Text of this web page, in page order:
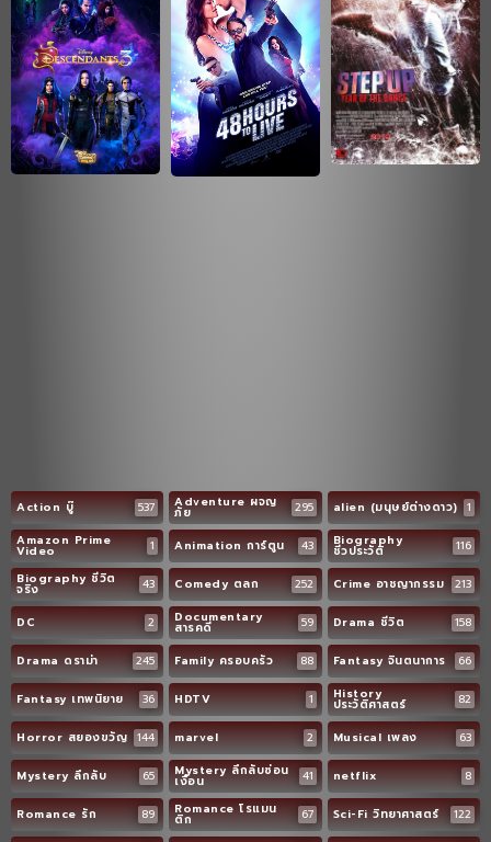
Action บู๊ 537 Adventure ผจญ
ภัย 295 alien (มนุษย์ต่างดาว) 1
Amazon Prime
Video 1 Animation การ์ตูน 43 Biography
ชีวประวัติ
116
Biography ชีวิต
จริง 43 Comedy ตลก 252 Crime อาชญากรรม 213
DC 2 Documentary
สารคดี 59 Drama ชีวิต 158
Drama ดราม่า 245 Family ครอบครัว 88 Fantasy จินตนาการ 66
Fantasy เทพนิยาย 36 HDTV 1 History
ประวัติศาสตร์ 82
Horror สยองขวัญ 144 marvel 2 Musical เพลง 63
Mystery ลึกลับ 65 Mystery ลึกลับซ่อน
เงื่อน 41 netflix 8
Romance รัก 89 Romance โรแมน
ติก 67 Sci-Fi วิทยาศาสตร์ 122